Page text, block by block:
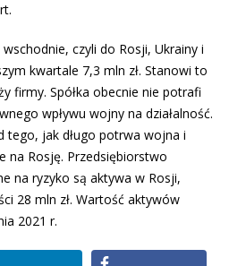
czyli do Rosji, Ukrainy i
kwartale 7,3 mln zł. Stanowi to
firmy. Spółka obecnie nie potrafi
wpływu wojny na działalność.
tego, jak długo potrwa wojna i
na Rosję. Przedsiębiorstwo
na ryzyko są aktywa w Rosji,
28 mln zł. Wartość aktywów
2021 r.